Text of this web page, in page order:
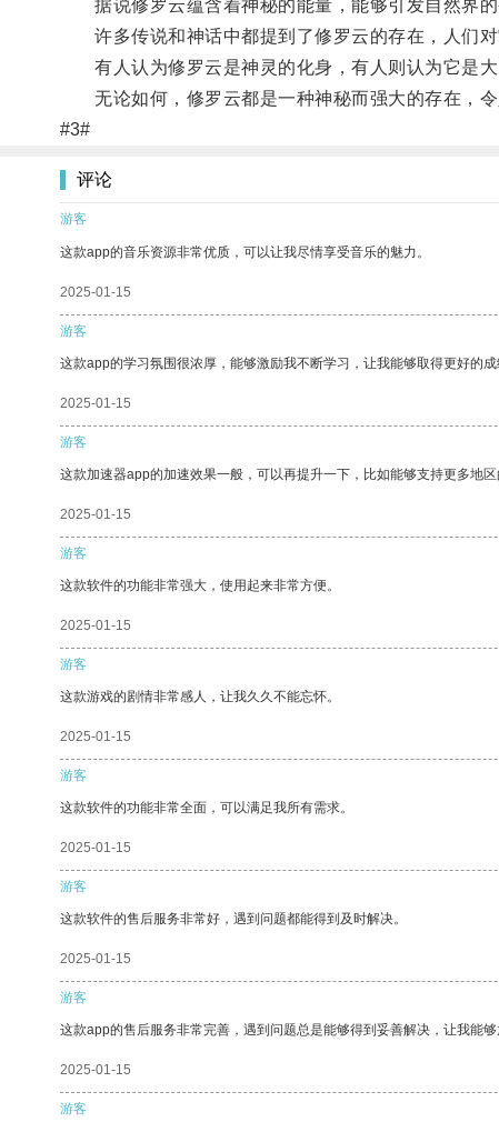
据说修罗云蕴含着神秘的能量，能够引发自然界的
许多传说和神话中都提到了修罗云的存在，人们对
有人认为修罗云是神灵的化身，有人则认为它是大
无论如何，修罗云都是一种神秘而强大的存在，令
#3#
评论
游客
这款app的音乐资源非常优质，可以让我尽情享受音乐的魅力。
2025-01-15
游客
这款app的学习氛围很浓厚，能够激励我不断学习，让我能够取得更好的成
2025-01-15
游客
这款加速器app的加速效果一般，可以再提升一下，比如能够支持更多地区
2025-01-15
游客
这款软件的功能非常强大，使用起来非常方便。
2025-01-15
游客
这款游戏的剧情非常感人，让我久久不能忘怀。
2025-01-15
游客
这款软件的功能非常全面，可以满足我所有需求。
2025-01-15
游客
这款软件的售后服务非常好，遇到问题都能得到及时解决。
2025-01-15
游客
这款app的售后服务非常完善，遇到问题总是能够得到妥善解决，让我能够
2025-01-15
游客